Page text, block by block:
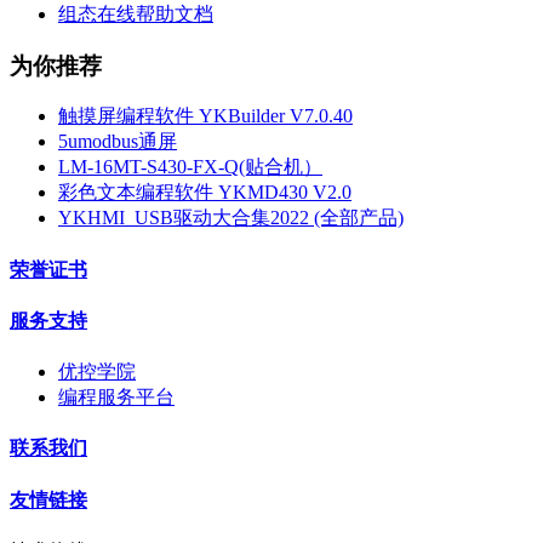
组态在线帮助文档
为你推荐
触摸屏编程软件 YKBuilder V7.0.40
5umodbus通屏
LM-16MT-S430-FX-Q(贴合机）
彩色文本编程软件 YKMD430 V2.0
YKHMI_USB驱动大合集2022 (全部产品)
荣誉证书
服务支持
优控学院
编程服务平台
联系我们
友情链接